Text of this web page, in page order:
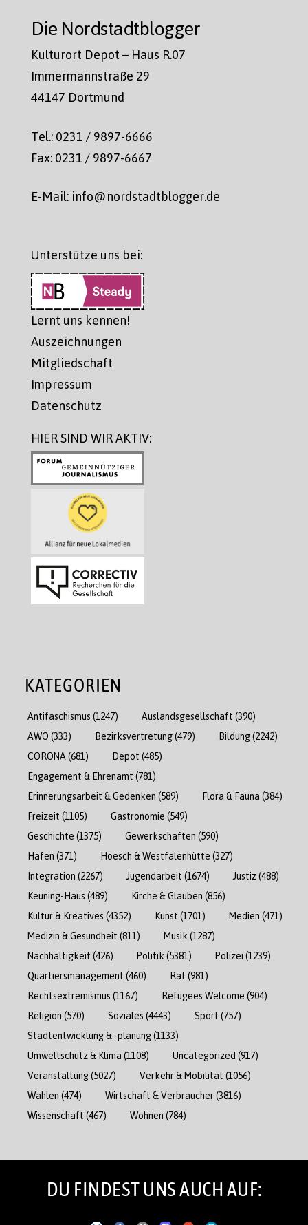
Die Nordstadtblogger
Kulturort Depot – Haus R.07
Immermannstraße 29
44147 Dortmund
Tel.: 0231 / 9897-6666
Fax: 0231 / 9897-6667
E-Mail: info@nordstadtblogger.de
Unterstütze uns bei:
Lernt uns kennen!
Auszeichnungen
Mitgliedschaft
Impressum
Datenschutz
HIER SIND WIR AKTIV:
KATEGORIEN
Antifaschismus (1247) Auslandsgesellschaft (390)
AWO (333) Bezirksvertretung(479) Bildung(2242)
CORONA (681) Depot (485)
Engagement & Ehrenamt (781)
Erinnerungsarbeit & Gedenken (589) Flora & Fauna (384)
Freizeit (1105) Gastronomie (549)
Geschichte (1375) Gewerkschaften (590)
Hafen (371) Hoesch & Westfalenhütte (327)
Integration (2267) Jugendarbeit (1674) Justiz(488)
Keuning-Haus (489) Kirche & Glauben (856)
Kultur & Kreatives (4352) Kunst (1701) Medien (471)
Medizin & Gesundheit (811) Musik (1287)
Nachhaltigkeit (426) Politik (5381) Polizei (1239)
Quartiersmanagement (460) Rat (981)
Rechtsextremismus (1167) Refugees Welcome (904)
Religion (570) Soziales (4443) Sport (757)
Stadtentwicklung & -planung(1133)
Umweltschutz & Klima (1108) Uncategorized (917)
Veranstaltung(5027) Verkehr & Mobilität (1056)
Wahlen (474) Wirtschaft & Verbraucher(3816)
Wissenschaft (467) Wohnen (784)
DU FINDEST UNS AUCH AUF: